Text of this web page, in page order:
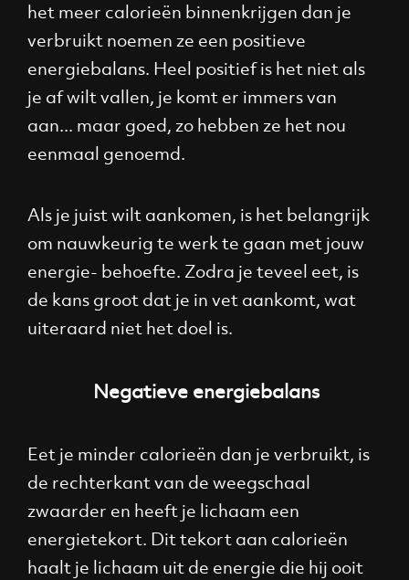
het meer calorieën binnenkrijgen dan je
verbruikt noemen ze een positieve
energiebalans. Heel positief is het niet als
je af wilt vallen, je komt er immers van
aan... maar goed, zo hebben ze het nou
eenmaal genoemd.
Als je juist wilt aankomen, is het belangrijk
om nauwkeurig te werk te gaan met jouw
energie- behoefte. Zodra je teveel eet, is
de kans groot dat je in vet aankomt, wat
uiteraard niet het doel is.
Negatieve energiebalans
Eet je minder calorieën dan je verbruikt, is
de rechterkant van de weegschaal
zwaarder en heeft je lichaam een
energietekort. Dit tekort aan calorieën
haalt je lichaam uit de energie die hij ooit